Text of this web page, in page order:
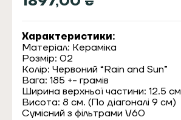
Характеристики:
Матеріал: Кераміка
Розмір: 02
Колір: Червоний “Rain and Sun”
Вага: 185 +- грамів
Ширина верхньої частини: 12.5 см
Висота: 8 см. (По діагоналі 9 см)
Сумісний з фільтрами V60